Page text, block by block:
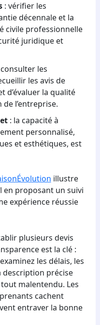
: vérifier les
décennale et la
civile professionnelle
juridique et
les
les avis de
d’évaluer la qualité
l’entreprise.
: la capacité à
personnalisé,
et esthétiques, est
illustre
en proposant un suivi
expérience réussie
plusieurs devis
est la clé :
les délais, les
description précise
malentendu. Les
cachent
entraver la bonne